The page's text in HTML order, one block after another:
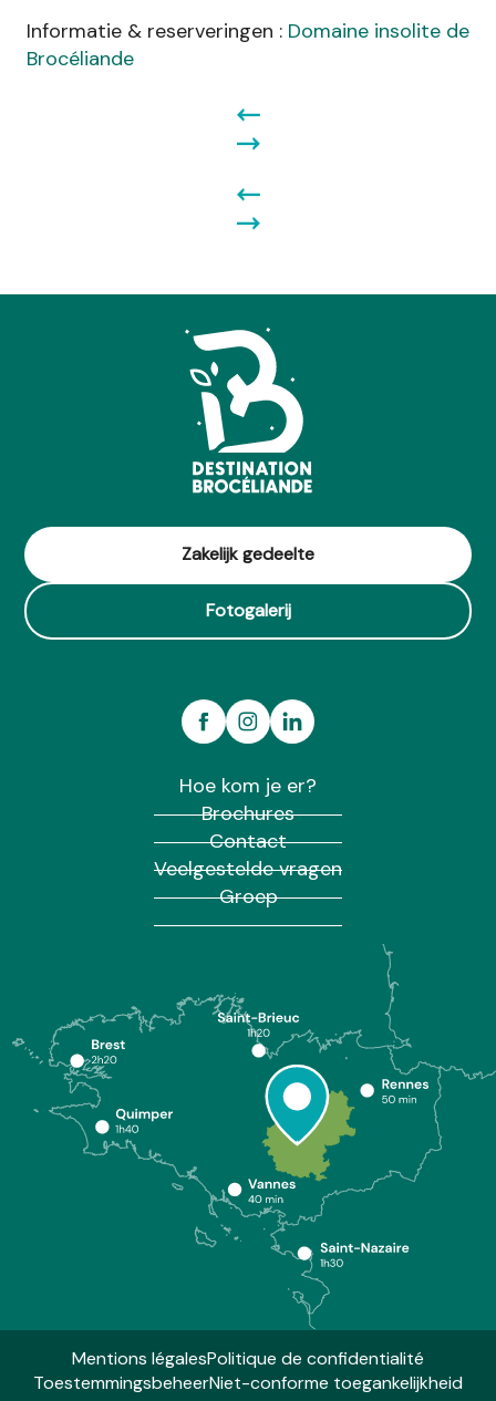
Informatie & reserveringen : Domaine insolite de
Brocéliande
Zakelijk gedeelte
Fotogalerij
Hoe kom je er?
Brochures
Contact
Veelgestelde vragen
Groep
Mentions légalesPolitique de confidentialité
ToestemmingsbeheerNiet-conforme toegankelijkheid